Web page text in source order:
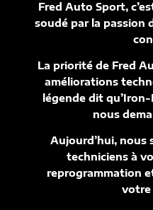
Fred Auto Sport,
soudé par la passion
La priorité de Fred
améliorations
légende dit
nous
Aujourd’hui, nous
techniciens à
reprogrammation
votre